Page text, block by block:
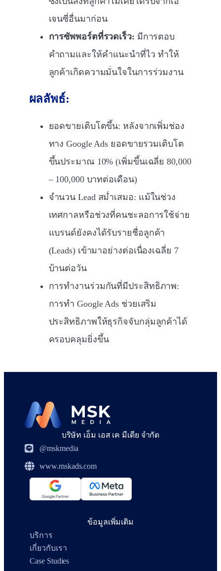
เจนซี่อื่นมาก่อน
การซัพพอร์ตที่รวดเร็ว: มีการตอบ
คำถามและให้คำแนะนำที่ไว ทำให้
ลูกค้าเกิดความมั่นใจในการร่วมงาน
ผลลัพธ์:
ยอดขายเติบโตขึ้น: หลังจากเพิ่มช่อง
ทาง Google Ads ยอดขายรวมเติบโต
ขึ้นประมาณ 10% (เพิ่มขึ้นเฉลี่ย 80,000
– 100,000 บาทต่อเดือน)
จำนวน Lead สม่ำเสมอ: แม้ในช่วง
เทศกาลหรือช่วงที่คนชะลอการใช้จ่าย
แบรนด์ยังคงได้รับรายชื่อลูกค้า
(Leads) เข้ามาอย่างต่อเนื่องเฉลี่ย 7
บ้านต่อวัน
การทำงานร่วมกันที่มีประสิทธิภาพ:
การทำ Google Ads ช่วยเสริม
ประสิทธิภาพให้ธุรกิจจับกลุ่มลูกค้าได้
ครอบคลุมยิ่งขึ้น
บริษัท เอ็ม เอส เค มีเดีย จำกัด
@mskmedia
www.mskads.com
ข้อมูลเพิ่มเติม
บริการ
เกี่ยวกับเรา
Case Studies